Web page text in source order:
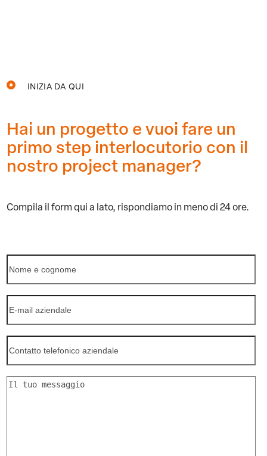
INIZIA DA QUI
Hai un progetto e vuoi fare un
primo step interlocutorio con il
nostro project manager?
Compila il form qui a lato, rispondiamo in meno di 24 ore.